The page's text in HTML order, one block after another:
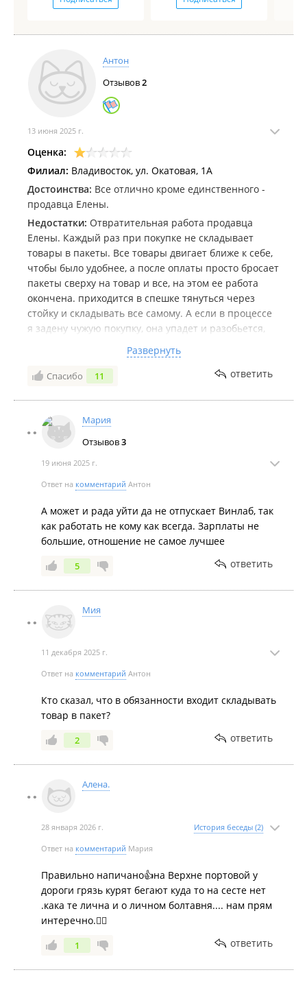
Антон
Отзывов2
13 июня 2025 г.
Оценка:
Филиал: Владивосток, ул. Окатовая, 1А
Достоинства: Все отлично кроме единственного -
продавца Елены.
Недостатки: Отвратительная работа продавца
Елены. Каждый раз при покупке не складывает
товары в пакеты. Все товары двигает ближе к себе,
чтобы было удобнее, а после оплаты просто бросает
пакеты сверху на товар и все, на этом ее работа
окончена. приходится в спешке тянуться через
стойку и складывать все самому. А если в процессе
я задену чужую покупку, она упадет и разобьется,
реагирует - ехидно улыбается.
Комментарий:Елена - ваша ложка дегтя в бочке
человек у вас работать! Ну не ее это место! Зачем
вы заставляете? Отпустите человека на биржу труда
Развернуть
Спасибо 11 ответить
Мария
Отзывов3
19 июня 2025 г.
Ответ на комментарий Антон
А может и рада уйти да не отпускает Винлаб, так
как работать не кому как всегда. Зарплаты не
большие, отношение не самое лучшее
5 ответить
Мия
11 декабря 2025 г.
Ответ на комментарий Антон
Кто сказал, что в обязанности входит складывать
товар в пакет?
2 ответить
Алена.
28 января 2026 г. История беседы (2)
Ответ на комментарий Мария
Правильно напичано👍на Верхне портовой у
дороги грязь курят бегают куда то на сесте нет
.кака те лична и о личном болтавня.... нам прям
интеречно.🤷‍♀️
1 ответить